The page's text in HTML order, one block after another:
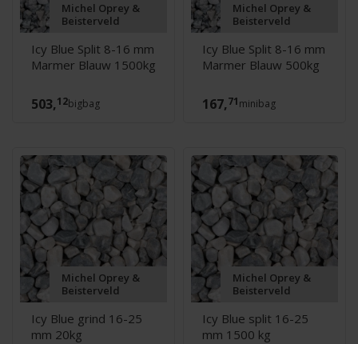
Michel Oprey &
Beisterveld
Icy Blue Split 8-16 mm
Marmer Blauw 1500kg
503,12bigbag
Michel Oprey &
Beisterveld
Icy Blue Split 8-16 mm
Marmer Blauw 500kg
167,71minibag
Michel Oprey &
Beisterveld
Icy Blue grind 16-25
mm 20kg
Michel Oprey &
Beisterveld
Icy Blue split 16-25
mm 1500 kg